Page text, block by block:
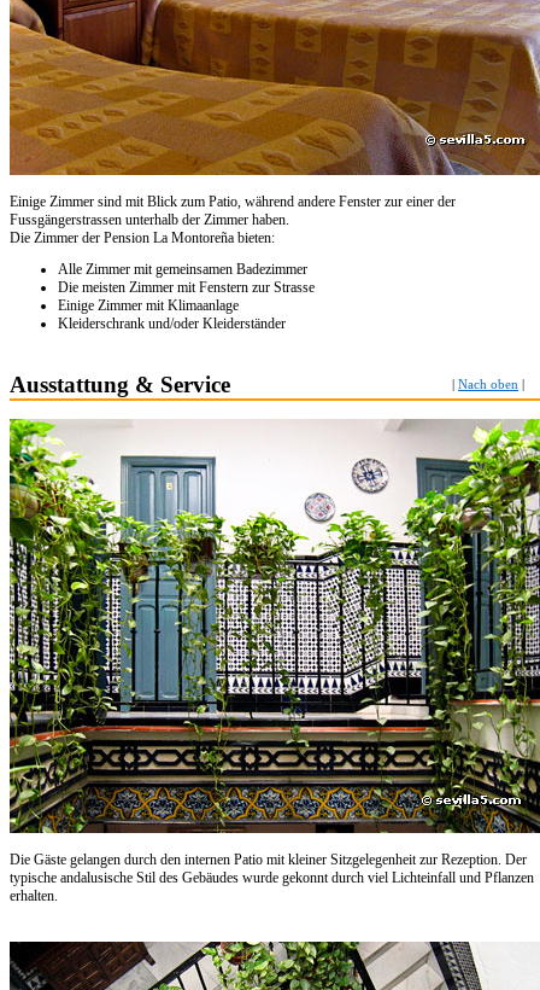
Einige Zimmer sind mit Blick zum Patio, während andere Fenster zur einer der
Fussgängerstrassen unterhalb der Zimmer haben.
Die Zimmer der Pension La Montoreña bieten:
Alle Zimmer mit gemeinsamen Badezimmer
Die meisten Zimmer mit Fenstern zur Strasse
Einige Zimmer mit Klimaanlage
Kleiderschrank und/oder Kleiderständer
Ausstattung & Service Nach oben
Die Gäste gelangen durch den internen Patio mit kleiner Sitzgelegenheit zur Rezeption. Der
typische andalusische Stil des Gebäudes wurde gekonnt durch viel Lichteinfall und Pflanzen
erhalten.